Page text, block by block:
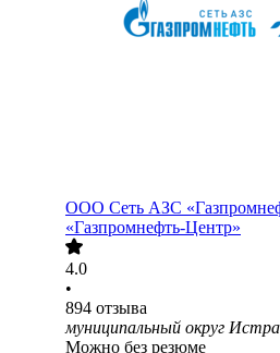
ООО Сеть АЗС
«Газпромнефть-Центр»
4.0
•
894 отзыва
муниципальный округ Истра
Можно без резюме